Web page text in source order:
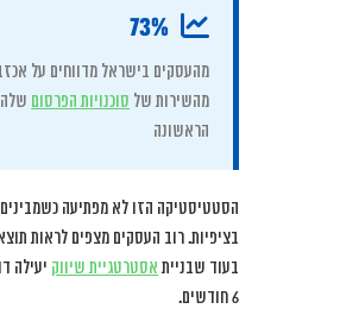
73%
מהעסקים בישראל מדווחים על
מהשירות של סוכנויות הפרסום
הראשונה
הסטטיסטיקה הזו לא מפתיעה
בעוד שבנייתאסטרטגיית שיווק
6 חודשים.